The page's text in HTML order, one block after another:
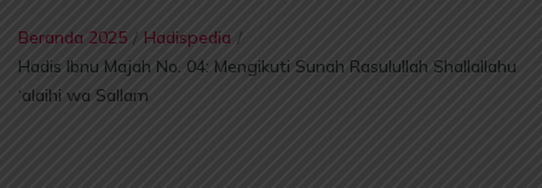
Beranda 2025 / Hadispedia /
Hadis Ibnu Majah No. 04: Mengikuti Sunah Rasulullah Shallallahu
‘alaihi wa Sallam